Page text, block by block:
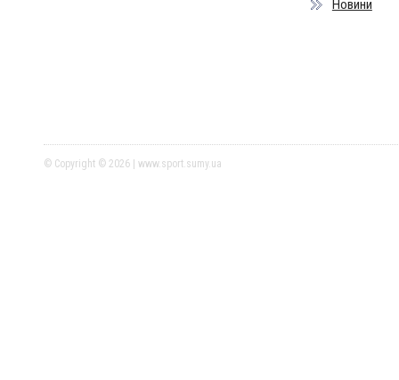
Новини
© Copyright © 2026 | www.sport.sumy.ua